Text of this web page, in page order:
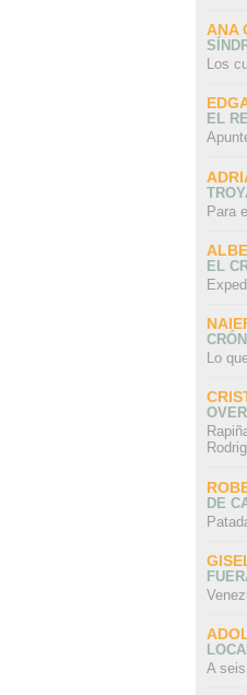
ANA
Los
EL
Para
EL
Lo
DE
A